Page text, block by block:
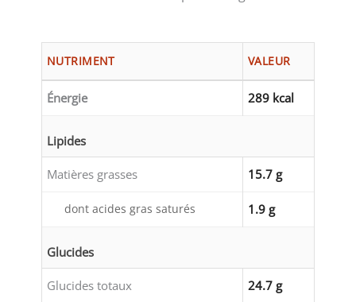
NUTRIMENT VALEUR
Énergie 289 kcal
Lipides
Matières grasses 15.7 g
dont acides gras saturés 1.9 g
Glucides
Glucides totaux 24.7 g